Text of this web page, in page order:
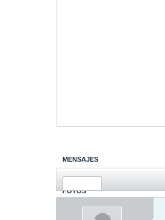
MENSAJES
ÚLTIMA ACTIVIDAD
FOTOS